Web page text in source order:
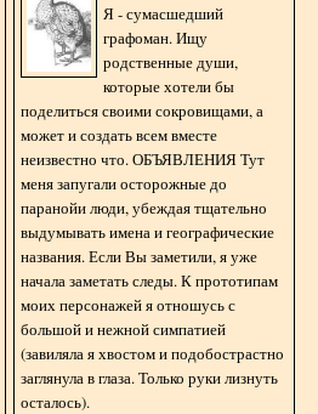
Я - сумасшедший
графоман. Ищу
родственные души,
которые хотели бы
поделиться своими сокровищами, а
может и создать всем вместе
неизвестно что. ОБЪЯВЛЕНИЯ Тут
меня запугали осторожные до
паранойи люди, убеждая тщательно
выдумывать имена и географические
названия. Если Вы заметили, я уже
начала заметать следы. К прототипам
моих персонажей я отношусь с
большой и нежной симпатией
(завиляла я хвостом и подобострастно
заглянула в глаза. Только руки лизнуть
осталось).